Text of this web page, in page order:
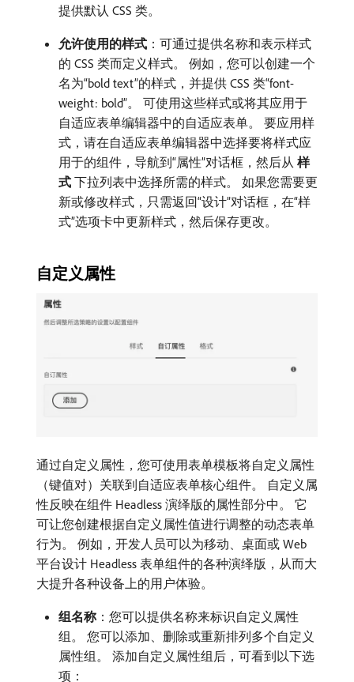
提供默认 CSS 类。
允许使用的样式 ：可通过提供名称和表示样式
的 CSS 类而定义样式。 例如，您可以创建一个
名为“bold text”的样式，并提供 CSS 类“font-
weight: bold”。 可使用这些样式或将其应用于
自适应表单编辑器中的自适应表单。 要应用样
式，请在自适应表单编辑器中选择要将样式应
用于的组件，导航到“属性”对话框，然后从​ 样
式 ​下拉列表中选择所需的样式。 如果您需要更
新或修改样式，只需返回“设计”对话框，在“样
式”选项卡中更新样式，然后保存更改。
自定义属性
通过自定义属性，您可使用表单模板将自定义属性
（键值对）关联到自适应表单核心组件。 自定义属
性反映在组件 Headless 演绎版的属性部分中。 它
可让您创建根据自定义属性值进行调整的动态表单
行为。 例如，开发人员可以为移动、桌面或 Web
平台设计 Headless 表单组件的各种演绎版，从而大
大提升各种设备上的用户体验。
组名称：您可以提供名称来标识自定义属性
组。 您可以添加、删除或重新排列多个自定义
属性组。 添加自定义属性组后，可看到以下选
项：